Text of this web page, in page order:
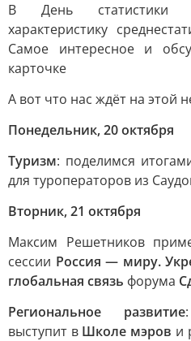
В День статистики
характеристику
Самое интересное и
карточке
А вот что нас ждёт на этой
Понедельник, 20 октября
Туризм: поделимся
для туроператоров из
Вторник, 21 октября
Максим Решетников
сессии Россия — миру.
глобальная связь форума
Региональное развитие
выступит в Школе мэров и